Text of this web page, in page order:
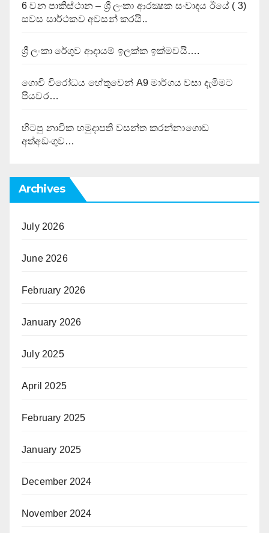
6 වන පාකිස්ථාන – ශ්‍රී ලංකා ආරක්‍ෂක සංවාදය ඊයේ ( 3)
සවස සාර්ථකව අවසන් කරයි..
ශ්‍රී ලංකා රේගුව ආදායම් ඉලක්ක ඉක්මවයි….
ගොවි විරෝධය හේතුවෙන් A9 මාර්ගය වසා දැමිමට
පියවර…
හිටපු නාවික හමුදාපති වසන්ත කරන්නාගොඩ
අත්අඩංගුව…
Archives
July 2026
June 2026
February 2026
January 2026
July 2025
April 2025
February 2025
January 2025
December 2024
November 2024